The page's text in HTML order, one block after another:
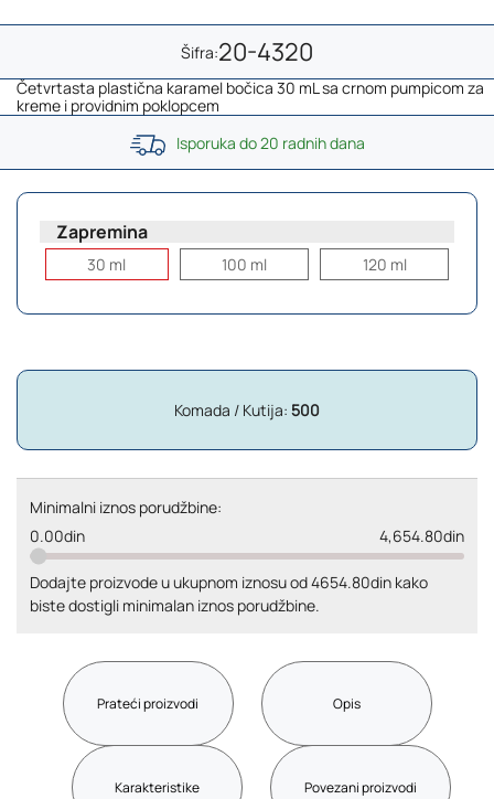
Šifra:20-4320
Četvrtasta plastična karamel bočica 30 mL sa crnom pumpicom za
kreme i providnim poklopcem
Isporuka do 20 radnih dana
Zapremina
30 ml 100 ml 120 ml
Komada / Kutija: 500
Minimalni iznos porudžbine:
0.00din
4,654.80din
Dodajte proizvode u ukupnom iznosu od 4654.80din kako
biste dostigli minimalan iznos porudžbine.
Prateći proizvodi Opis
Karakteristike Povezani proizvodi